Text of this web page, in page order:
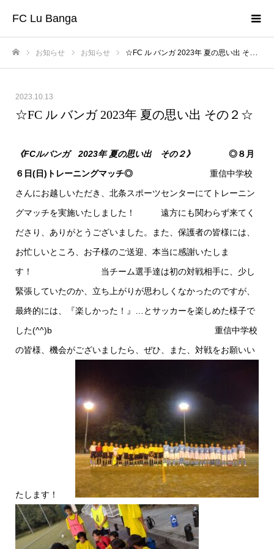
FC Lu Banga
お知らせ お知らせ ☆FC ル バンガ 2023年 夏の思い出 その２☆
2023.10.13
☆FC ル バンガ 2023年 夏の思い出 その２☆
《FCルバンガ 2023年 夏の思い出 その２》
◎８月
６日(日)トレーニングマッチ◎ 重信中学校
さんにお越しいただき、北条スポーツセンターにてトレーニン
グマッチを実施いたしました！ 遠方にも関わらず来てく
ださり、ありがとうございました。また、保護者の皆様には、
お忙しいところ、お子様のご送迎、本当に感謝いたしま
す！ 当チーム選手達は初の対戦相手に、少し
緊張していたのか、立ち上がりが思わしくなかったのですが、
最終的には、『楽しかった！』…とサッカーを楽しめた様子で
した(^^)b 重信中学校
の皆様、機会がございましたら、ぜひ、また、対戦をお願いい
たします！